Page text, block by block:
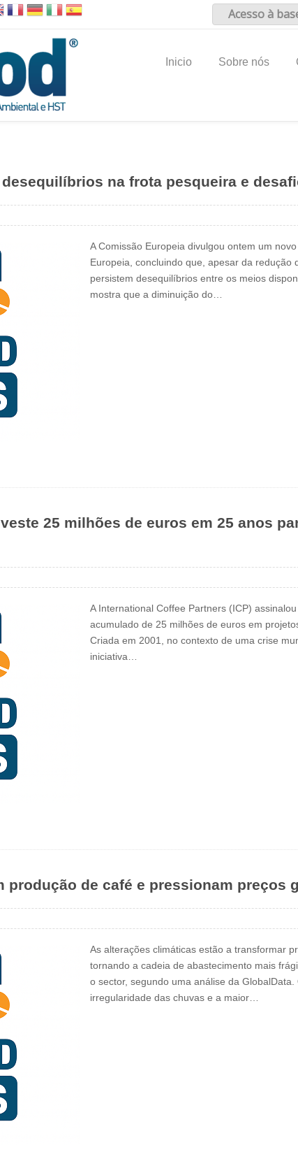
Acesso à
Inicio Sobre nós
na frota pesqueira e
A Comissão Europeia divulgou ontem um
Europeia, concluindo que, apesar da redução
persistem desequilíbrios entre os meios
mostra que a diminuição do…
25 milhões de euros em 25 anos
A International Coffee Partners (ICP)
acumulado de 25 milhões de euros em
Criada em 2001, no contexto de uma crise
iniciativa…
produção de café e pressionam preços
As alterações climáticas estão a transformar
tornando a cadeia de abastecimento mais
o sector, segundo uma análise da
irregularidade das chuvas e a maior…